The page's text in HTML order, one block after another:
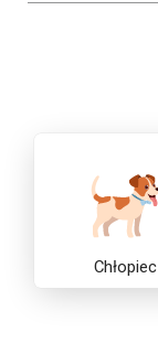
Chłopiec